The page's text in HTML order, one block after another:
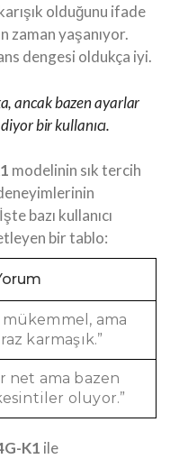
olduğunu ifade
zaman yaşanıyor.
dengesi oldukça iyi.
ancak bazen ayarlar
bir kullanıcı.
modelinin sık tercih
bazı kullanıcı
bir tablo:
mükemmel, ama
karmaşık.”
net ama bazen
oluyor.”
K1 ile